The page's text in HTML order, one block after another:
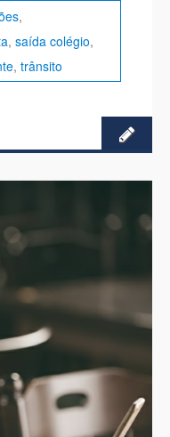
,
,saída colégio,
,trânsito